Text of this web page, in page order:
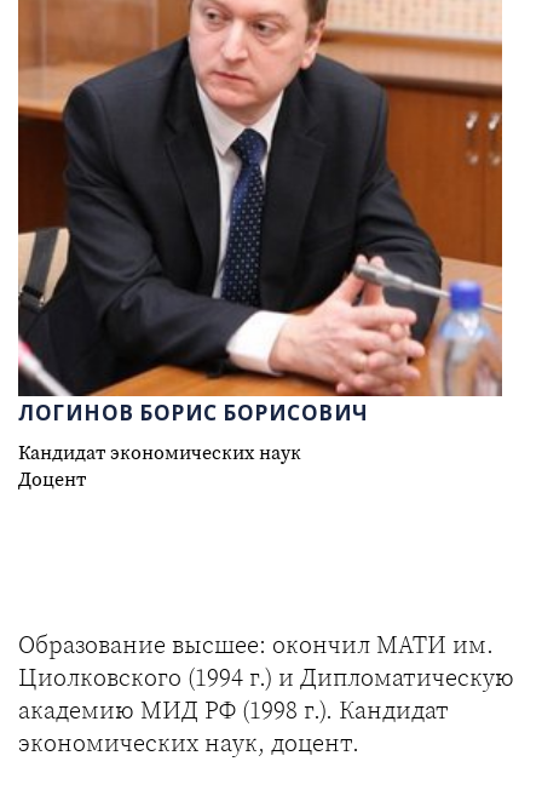
ЛОГИНОВ БОРИС БОРИСОВИЧ
Кандидат экономических наук
Доцент
Образование высшее: окончил МАТИ им.
Циолковского (1994 г.) и Дипломатическую
академию МИД РФ (1998 г.). Кандидат
экономических наук, доцент.